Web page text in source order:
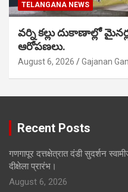
TELANGANA NEWS
వర్ని కల్లు దుకాణాల్లో
ఆరోపణలు.
August 6, 2026 Gajanan
Recent Posts
गणगापूर दत्तक्षेत्रात दंडी सुदर्शन
दीक्षेला प्रारंभ।
August 6, 2026